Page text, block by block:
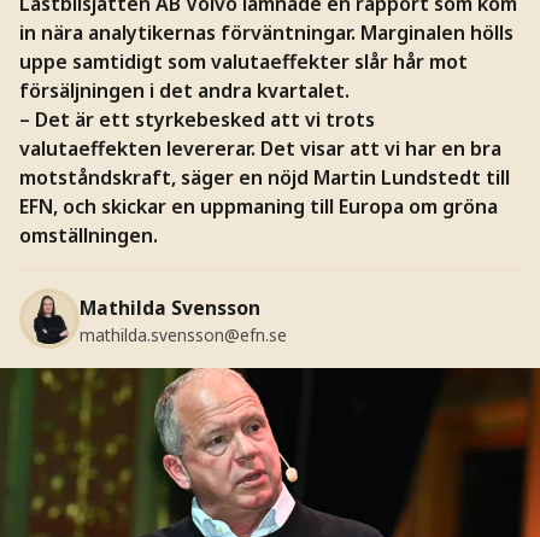
in nära analytikernas förväntningar. Marginalen hölls
uppe samtidigt som valutaeffekter slår hår mot
försäljningen i det andra kvartalet.
– Det är ett styrkebesked att vi trots
valutaeffekten levererar. Det visar att vi har en bra
motståndskraft, säger en nöjd Martin Lundstedt till
EFN, och skickar en uppmaning till Europa om gröna
omställningen.
Mathilda Svensson
mathilda.svensson@efn.se